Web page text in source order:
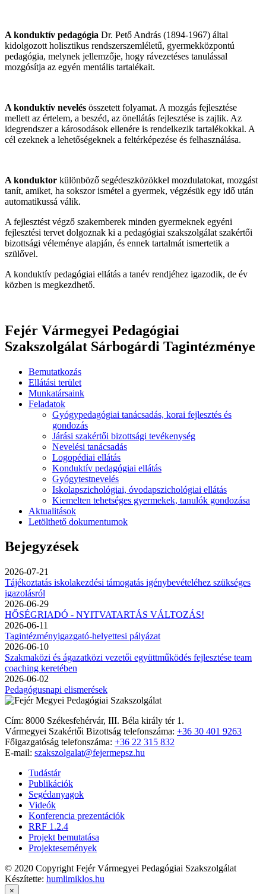
A konduktív pedagógia Dr. Pető András (1894-1967) által
kidolgozott holisztikus rendszerszemléletű, gyermekközpontú
pedagógia, melynek jellemzője, hogy rávezetéses tanulással
mozgósítja az egyén mentális tartalékait.
A konduktív nevelés összetett folyamat. A mozgás fejlesztése
mellett az értelem, a beszéd, az önellátás fejlesztése is zajlik. Az
idegrendszer a károsodások ellenére is rendelkezik tartalékokkal. A
cél ezeknek a lehetőségeknek a feltérképezése és felhasználása.
A konduktor különböző segédeszközökkel mozdulatokat, mozgást
tanít, amiket, ha sokszor ismétel a gyermek, végzésük egy idő után
automatikussá válik.
A fejlesztést végző szakemberek minden gyermeknek egyéni
fejlesztési tervet dolgoznak ki a pedagógiai szakszolgálat szakértői
bizottsági véleménye alapján, és ennek tartalmát ismertetik a
szülővel.
A konduktív pedagógiai ellátás a tanév rendjéhez igazodik, de év
közben is megkezdhető.
Fejér Vármegyei Pedagógiai
Szakszolgálat Sárbogárdi Tagintézménye
Bemutatkozás
Ellátási terület
Munkatársaink
Feladatok
Gyógypedagógiai tanácsadás, korai fejlesztés és
gondozás
Járási szakértői bizottsági tevékenység
Nevelési tanácsadás
Logopédiai ellátás
Konduktív pedagógiai ellátás
Gyógytestnevelés
Iskolapszichológiai, óvodapszichológiai ellátás
Kiemelten tehetséges gyermekek, tanulók gondozása
Aktualitások
Letölthető dokumentumok
Bejegyzések
2026-07-21
Tájékoztatás iskolakezdési támogatás igénybevételéhez szükséges
igazolásról
2026-06-29
HŐSÉGRIADÓ - NYITVATARTÁS VÁLTOZÁS!
2026-06-11
Tagintézményigazgató-helyettesi pályázat
2026-06-10
Szakmaközi és ágazatközi vezetői együttműködés fejlesztése team
coaching keretében
2026-06-02
Pedagógusnapi elismerések
Cím: 8000 Székesfehérvár, III. Béla király tér 1.
Vármegyei Szakértői Bizottság telefonszáma: +36 30 401 9263
Főigazgatóság telefonszáma: +36 22 315 832
E-mail: szakszolgalat@fejermepsz.hu
Tudástár
Publikációk
Segédanyagok
Videók
Konferencia prezentációk
RRF 1.2.4
Projekt bemutatása
Projektesemények
© 2020 Copyright Fejér Vármegyei Pedagógiai Szakszolgálat
Készítette: humlimiklos.hu
×